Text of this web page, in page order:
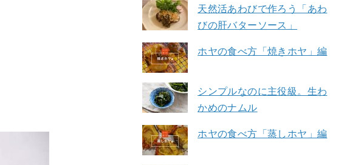
天然活あわびで作ろう「あわ
びの肝バターソース」
ホヤの食べ方「焼きホヤ」編
シンプルなのに主役級。生わ
かめのナムル
ホヤの食べ方「蒸しホヤ」編